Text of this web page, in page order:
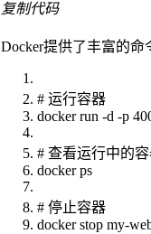
复制代码
Docker提供了丰富的命
# 运行容器
docker run -d -p
# 查看运行中的
docker ps
# 停止容器
docker stop my-